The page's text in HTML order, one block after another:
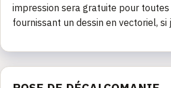
impression sera gratuite pour
fournissant un dessin en vectoriel,